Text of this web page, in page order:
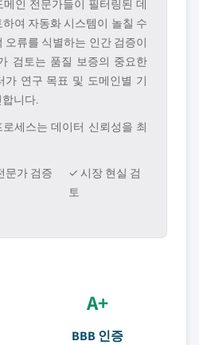
인 전문가들이 필터링된 데
여 자동화 시스템이 놀칠 수
오류를 식별하는 인간 검증이
검토는 품질 보증의 중요한
가 연구 목표 및 도메인별 기
니다.
세스는 데이터 신뢰성을 최
문가 검증
✓ 시장 현실 검
토
A+
BBB 인증